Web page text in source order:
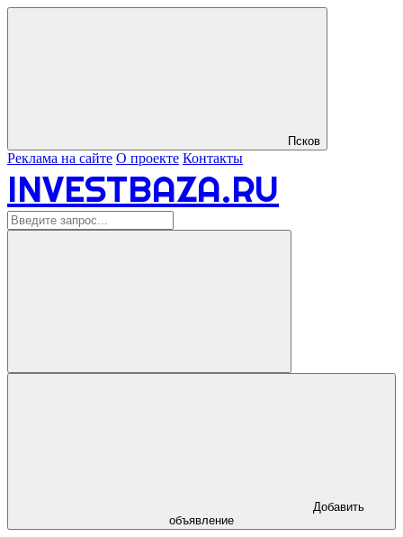
Псков
Реклама на сайте О проекте Контакты
INVESTBAZA.RU
объявление